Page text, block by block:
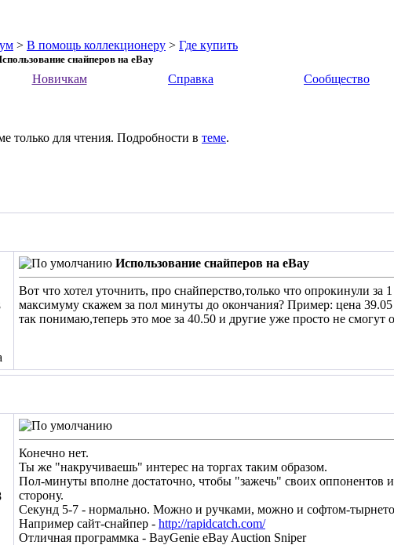
> В помощь коллекционеру > Где купить
снайперов на eBay
Новичкам Справка Сообщество
только для чтения. Подробности в теме.
Использование снайперов на eBay
Вот что хотел уточнить, про снайперство,только что опрокинули за
максимуму скажем за пол минуты до окончания? Пример: цена
так понимаю,теперь это мое за 40.50 и другие уже просто не смогут
Конечно нет.
Ты же "накручиваешь" интерес на торгах таким образом.
Пол-минуты вполне достаточно, чтобы "зажечь" своих
сторону.
Секунд 5-7 - нормально. Можно и ручками, можно и софтом-
Например сайт-снайпер - http://rapidcatch.com/
Отличная программка - BayGenie eBay Auction Sniper